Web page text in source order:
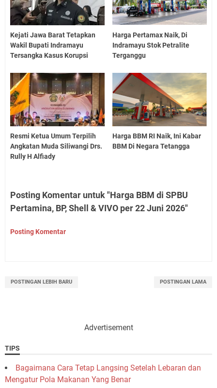
Kejati Jawa Barat Tetapkan
Wakil Bupati Indramayu
Tersangka Kasus Korupsi
Harga Pertamax Naik, Di
Indramayu Stok Petralite
Terganggu
Resmi Ketua Umum Terpilih
Angkatan Muda Siliwangi Drs.
Rully H Alfiady
Harga BBM RI Naik, Ini Kabar
BBM Di Negara Tetangga
Posting Komentar untuk "Harga BBM di SPBU
Pertamina, BP, Shell & VIVO per 22 Juni 2026"
Posting Komentar
POSTINGAN LEBIH BARU POSTINGAN LAMA
Advertisement
TIPS
Bagaimana Cara Tetap Langsing Setelah Lebaran dan
Mengatur Pola Makanan Yang Benar